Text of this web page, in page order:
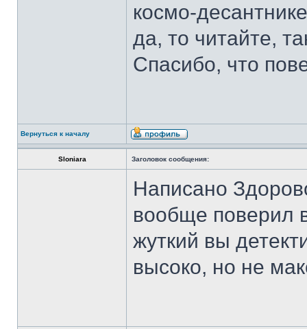
космо-
да, то читайте,
Спасибо, что
Вернуться к началу
Sloniara Заголовок сообщения:
Написано
вообще поверил
жуткий вы
высоко, но не